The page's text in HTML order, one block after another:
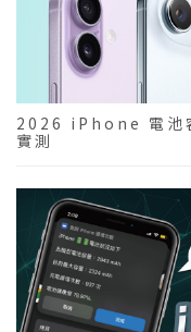
2026 iPhone 電池
實測